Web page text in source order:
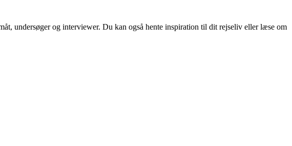
undersøger og interviewer. Du kan også hente inspiration til dit rejseliv eller læse om